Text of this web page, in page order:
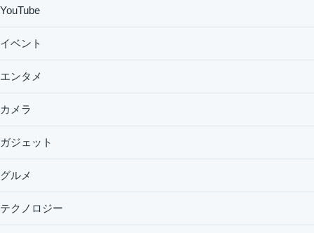
YouTube
イベント
エンタメ
カメラ
ガジェット
グルメ
テクノロジー